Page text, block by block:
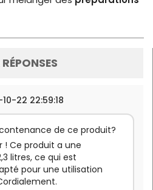
22 22:59:18
de ce produit?
! Ce produit a une
litres, ce qui est
pour une utilisation